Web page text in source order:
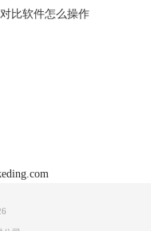
菜单选项界面图例
钮，可以通过添加Total
比软件怎么操作